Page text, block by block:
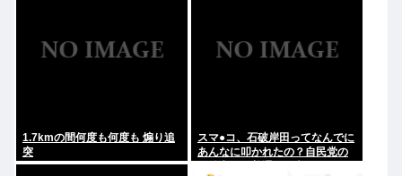
1.7kmの間何度も何度も 煽り追
突
スマ●コ、石破岸田ってなんでに
あんなに叩かれたの？自民党の